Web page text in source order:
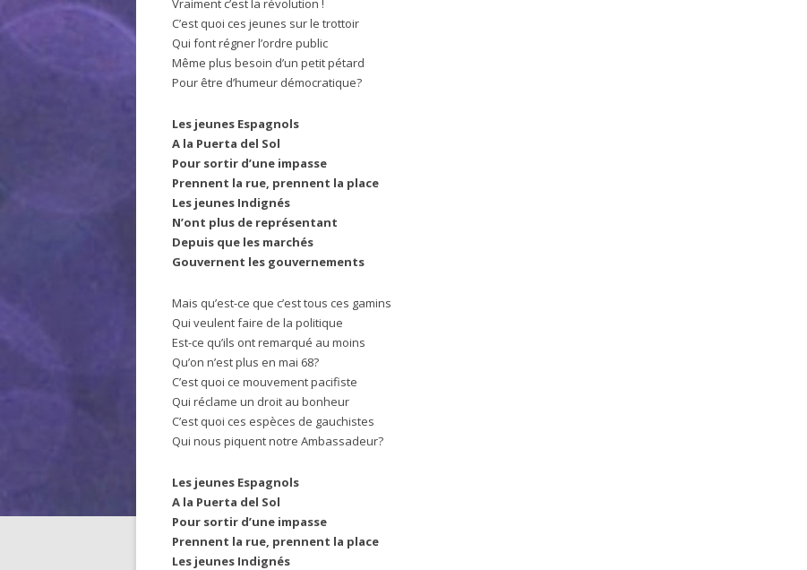
Vraiment c’est la révolution !
C’est quoi ces jeunes sur le trottoir
Qui font régner l’ordre public
Même plus besoin d’un petit pétard
Pour être d’humeur démocratique?
Les jeunes Espagnols
A la Puerta del Sol
Pour sortir d’une impasse
Prennent la rue, prennent la place
Les jeunes Indignés
N’ont plus de représentant
Depuis que les marchés
Gouvernent les gouvernements
Mais qu’est-ce que c’est tous ces gamins
Qui veulent faire de la politique
Est-ce qu’ils ont remarqué au moins
Qu’on n’est plus en mai 68?
C’est quoi ce mouvement pacifiste
Qui réclame un droit au bonheur
C’est quoi ces espèces de gauchistes
Qui nous piquent notre Ambassadeur?
Les jeunes Espagnols
A la Puerta del Sol
Pour sortir d’une impasse
Prennent la rue, prennent la place
Les jeunes Indignés